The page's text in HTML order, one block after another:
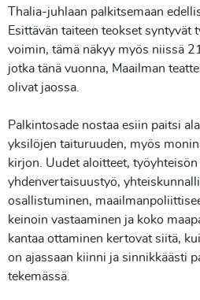
Thalia-juhlaan palkitsemaan
Esittävän taiteen teokset syntyvät
voimin, tämä näkyy myös niissä
jotka tänä vuonna, Maailman
olivat jaossa.
Palkintosade nostaa esiin paitsi
yksilöjen taituruuden, myös
kirjon. Uudet aloitteet,
yhdenvertaisuustyö,
osallistuminen,
keinoin vastaaminen ja koko
kantaa ottaminen kertovat siitä,
on ajassaan kiinni ja sinnikkäästi
tekemässä.